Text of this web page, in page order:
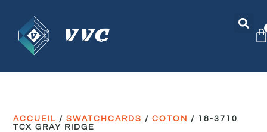
ACCUEIL /SWATCHCARDS /COTON / 18-3710
TCX GRAY RIDGE